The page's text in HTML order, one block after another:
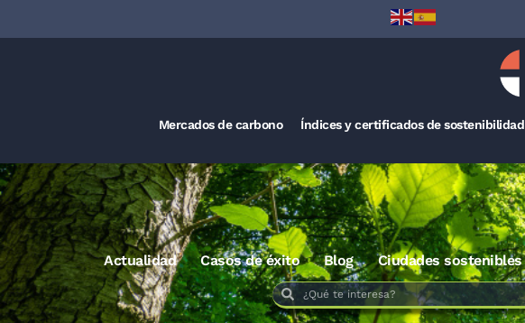
Mercados de carbono Índices y certificados de sostenibilidad
Actualidad Casos de éxito Blog Ciudades sostenibles